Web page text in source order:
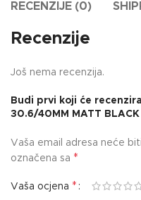
RECENZIJE (0)
Recenzije
Još nema recenzija.
Budi prvi koji će
30.6/40MM MATT BLACK
Vaša email adresa neće
označena sa *
Vaša ocjena *